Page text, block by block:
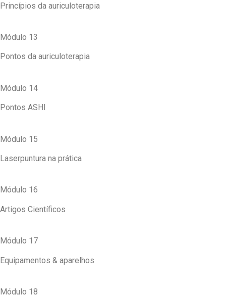
Princípios da auriculoterapia
Módulo 13
Pontos da auriculoterapia
Módulo 14
Pontos ASHI
Módulo 15
Laserpuntura na prática
Módulo 16
Artigos Científicos
Módulo 17
Equipamentos & aparelhos
Módulo 18